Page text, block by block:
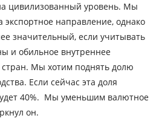
цивилизованный уровень. Мы
направление, однако
значительный, если учитывать
и обильное внутреннее
стран. Мы хотим поднять долю
Если сейчас эта доля
40%. Мы уменьшим валютное
он.